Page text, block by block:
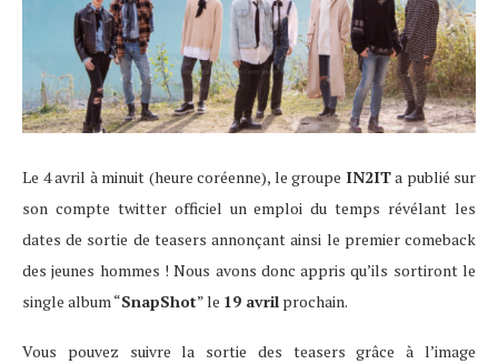
Le 4 avril à minuit (heure coréenne), le groupe IN2ITa publié sur
son compte twitter officiel un emploi du temps révélant les
dates de sortie de teasers annonçant ainsi le premier comeback
des jeunes hommes ! Nous avons donc appris qu’ils sortiront le
single album “SnapShot” le 19 avril prochain.
Vous pouvez suivre la sortie des teasers grâce à l’image